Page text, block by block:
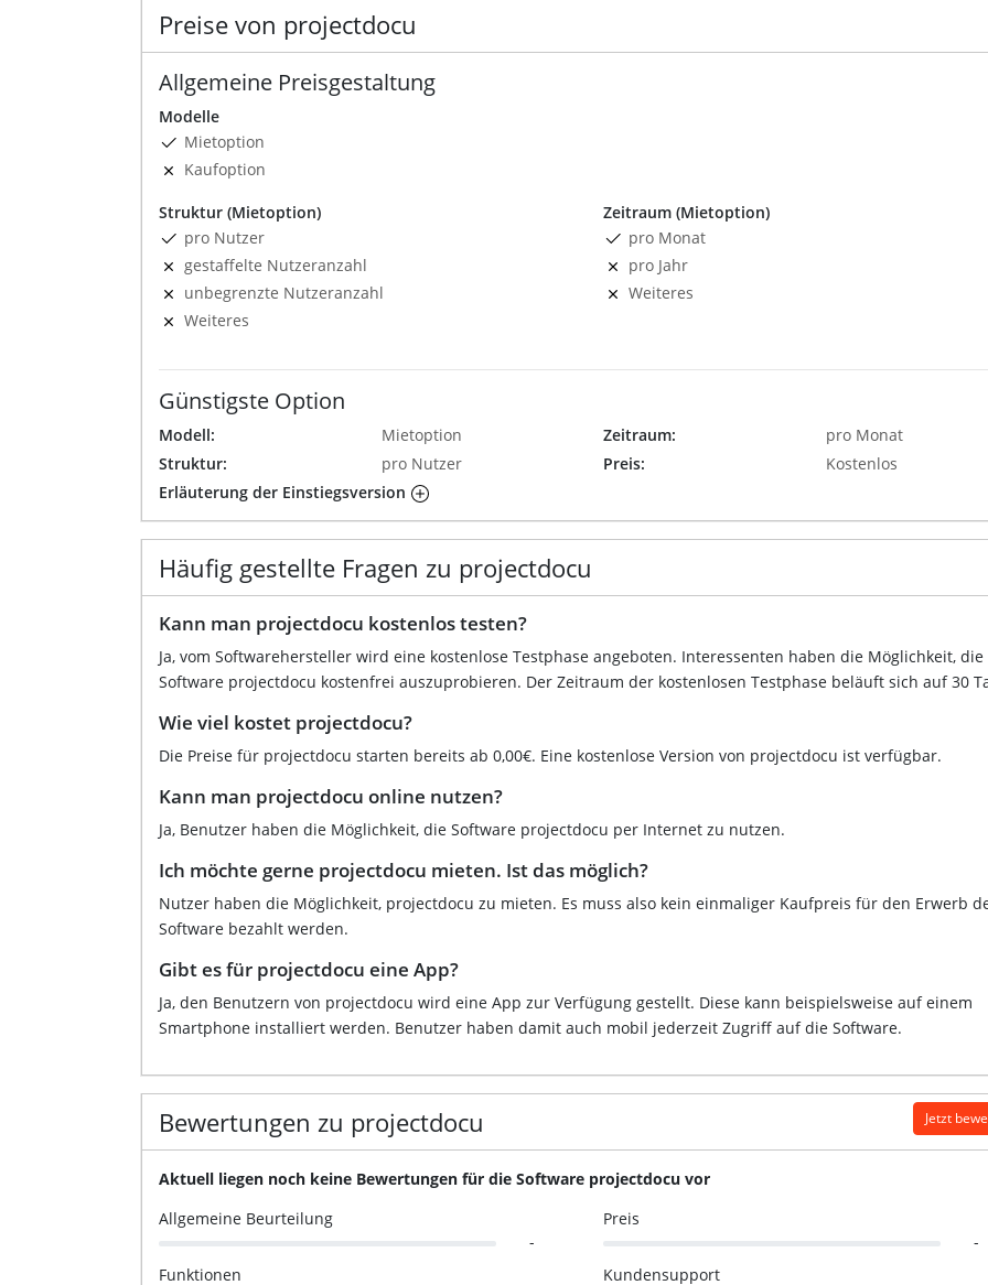
Preise von projectdocu
Allgemeine Preisgestaltung
Modelle
Mietoption
Kaufoption
Struktur (Mietoption)
pro Nutzer
gestaffelte Nutzeranzahl
unbegrenzte Nutzeranzahl
Weiteres
Zeitraum (Mietoption)
pro Monat
pro Jahr
Weiteres
Günstigste Option
Modell: Mietoption Zeitraum:
pro Monat
Struktur:
pro Nutzer Preis:
Kostenlos
Erläuterung der Einstiegsversion
Häufig gestellte Fragen zu projectdocu
Kann man projectdocu kostenlos testen?
Ja, vom Softwarehersteller wird eine kostenlose Testphase angeboten. Interessenten haben die Möglichkeit, die
Software projectdocu kostenfrei auszuprobieren. Der Zeitraum der kostenlosen Testphase beläuft sich auf 30
Wie viel kostet projectdocu?
Die Preise für projectdocu starten bereits ab 0,00€. Eine kostenlose Version von projectdocu ist verfügbar.
Kann man projectdocu online nutzen?
Ja, Benutzer haben die Möglichkeit, die Software projectdocu per Internet zu nutzen.
Ich möchte gerne projectdocu mieten. Ist das möglich?
Nutzer haben die Möglichkeit, projectdocu zu mieten. Es muss also kein einmaliger Kaufpreis für den Erwerb
Software bezahlt werden.
Gibt es für projectdocu eine App?
Ja, den Benutzern von projectdocu wird eine App zur Verfügung gestellt. Diese kann beispielsweise auf einem
Smartphone installiert werden. Benutzer haben damit auch mobil jederzeit Zugriff auf die Software.
Bewertungen zu projectdocu Jetzt
Aktuell liegen noch keine Bewertungen für die Software projectdocu vor
Allgemeine Beurteilung
-
Preis
-
Funktionen
Kundensupport